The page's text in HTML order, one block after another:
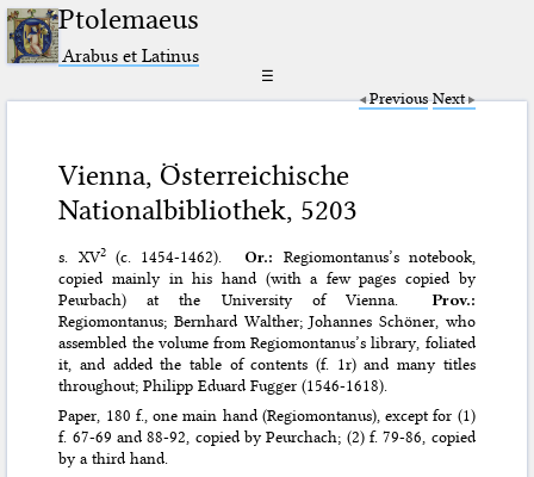
Ptolemaeus
Arabus et Latinus
☰
Previous Next
Vienna, Österreichische
Nationalbibliothek, 5203
s. XV2(c. 1454-1462). Or.:
Regiomontanus’s notebook,
copied mainly in his hand (with a few pages copied by
Peurbach) at the University of Vienna.
Prov.:
Regiomontanus; Bernhard Walther; Johannes Schöner, who
assembled the volume from Regiomontanus’s library, foliated
it, and added the table of contents (f. 1r) and many titles
throughout; Philipp Eduard Fugger (1546-1618).
Paper, 180 f., one main hand (Regiomontanus), except for (1)
f. 67-69 and 88-92, copied by Peurchach; (2) f. 79-86, copied
by a third hand.